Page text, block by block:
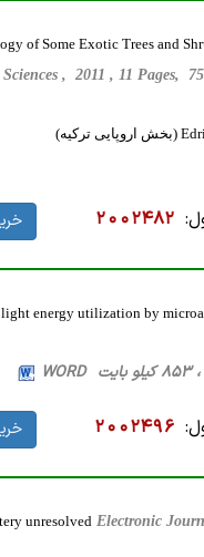
of Some Exotic Trees and
, 2011 , 11 Pages,
2002482
energy utilization by
2002496
unresolved Electronic